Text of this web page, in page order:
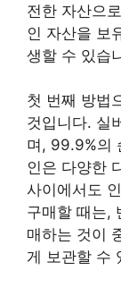
전한 자산으
인 자산을 보
생할 수 있습
첫 번째 방법
것입니다. 실
며, 99.9%의
인은 다양한
사이에서도
구매할 때는,
매하는 것이
게 보관할 수